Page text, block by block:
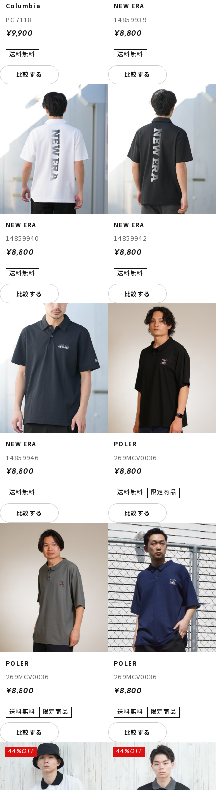
Columbia
PG7118
¥9,900
比較する
NEW ERA
14859939
¥8,800
比較する
NEW ERA
14859940
¥8,800
比較する
NEW ERA
14859942
¥8,800
比較する
NEW ERA
14859946
¥8,800
比較する
POLER
269MCV0036
¥8,800
比較する
POLER
269MCV0036
¥8,800
比較する
POLER
269MCV0036
¥8,800
比較する
44%OFF 44%OFF